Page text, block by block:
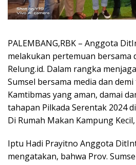
PALEMBANG,RBK – Anggota
melakukan pertemuan bersama
Relung.id. Dalam rangka
Sumsel bersama media dan
Kamtibmas yang aman, damai
tahapan Pilkada Serentak 2024
Di Rumah Makan Kampung
Iptu Hadi Prayitno Anggota
mengatakan, bahwa Prov.